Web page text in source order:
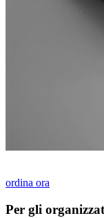
ordina ora
Per gli